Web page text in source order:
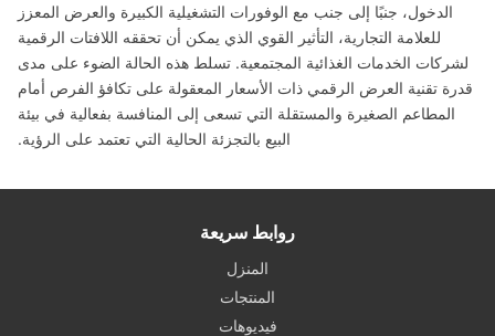
الدخول، جنبًا إلى جنب مع الوفورات التشغيلية الكبيرة والعرض المعزز
للعلامة التجارية، التأثير القوي الذي يمكن أن تحققه اللافتات الرقمية
الخدمات الغذائية المجتمعية. تسلط هذه الحالة الضوء على مدى
تقنية العرض الرقمي ذات الأسعار المعقولة على تكافؤ الفرص أمام
المطاعم الصغيرة والمستقلة التي تسعى إلى المنافسة بفعالية في بيئة
البيع بالتجزئة الحالية التي تعتمد على الرؤية.
روابط سريعة
المنزل
المنتجات
فيديوهات